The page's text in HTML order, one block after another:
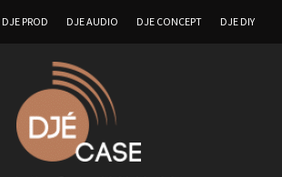
DJE PROD DJE AUDIO DJE CONCEPT DJE DIY